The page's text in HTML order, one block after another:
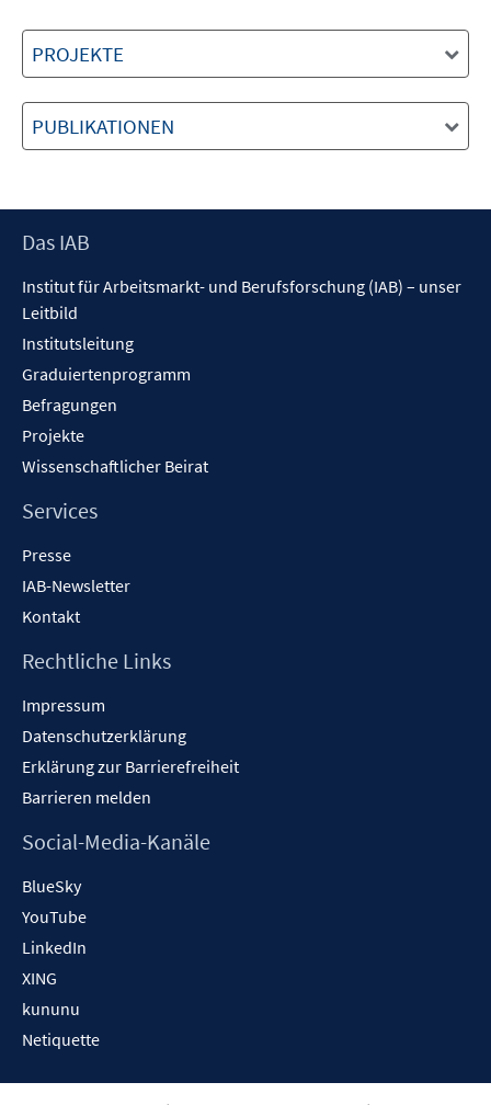
PROJEKTE
PUBLIKATIONEN
Footer
Das IAB
Institut für Arbeitsmarkt- und Berufsforschung (IAB) – unser
Leitbild
Institutsleitung
Graduiertenprogramm
Befragungen
Projekte
Wissenschaftlicher Beirat
Services
Presse
IAB-Newsletter
Kontakt
Rechtliche Links
Impressum
Datenschutzerklärung
Erklärung zur Barrierefreiheit
Barrieren melden
Social-Media-Kanäle
BlueSky
YouTube
LinkedIn
XING
kununu
Netiquette